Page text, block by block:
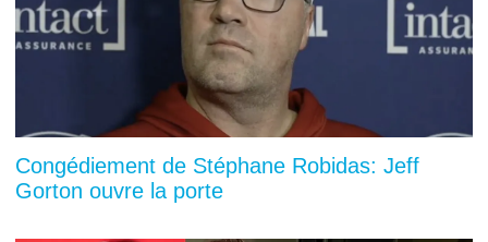
Congédiement de Stéphane Robidas: Jeff
Gorton ouvre la porte